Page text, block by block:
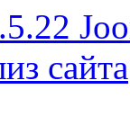
сайта